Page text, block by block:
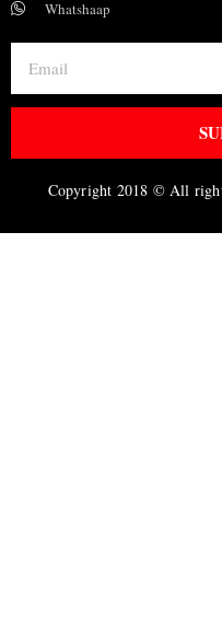
Whatshaap
Copyright 2018 © All